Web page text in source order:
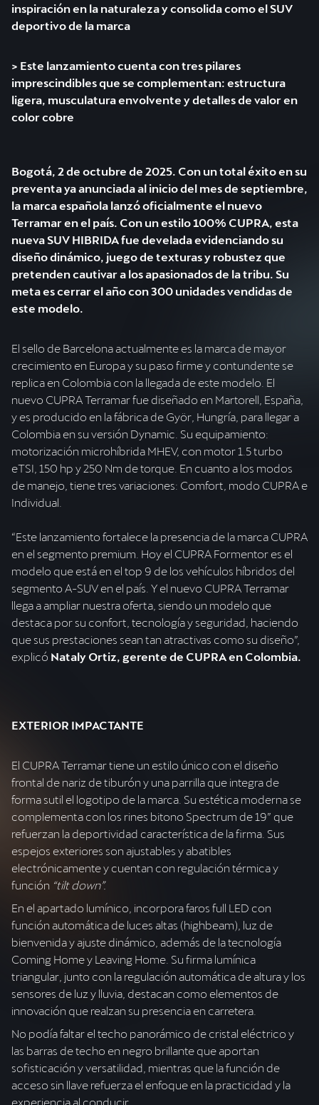
inspiración en la naturaleza y consolida como el SUV
deportivo de la marca
> Este lanzamiento cuenta con tres pilares
imprescindibles que se complementan: estructura
ligera, musculatura envolvente y detalles de valor en
color cobre
Bogotá, 2 de octubre de 2025. Con un total éxito en su
preventa ya anunciada al inicio del mes de septiembre,
la marca española lanzó oficialmente el nuevo
Terramar en el país. Con un estilo 100% CUPRA, esta
nueva SUV HIBRIDA fue develada evidenciando su
diseño dinámico, juego de texturas y robustez que
pretenden cautivar a los apasionados de la tribu. Su
meta es cerrar el año con 300 unidades vendidas de
El sello de Barcelona actualmente es la marca de mayor
crecimiento en Europa y su paso firme y contundente se
replica en Colombia con la llegada de este modelo. El
nuevo CUPRA Terramar fue diseñado en Martorell, España,
y es producido en la fábrica de Györ, Hungría, para llegar a
Colombia en su versión Dynamic. Su equipamiento:
motorización microhíbrida MHEV, con motor 1.5 turbo
eTSI, 150 hp y 250 Nm de torque. En cuanto a los modos
de manejo, tiene tres variaciones: Comfort, modo CUPRA e
Individual.
“Este lanzamiento fortalece la presencia de la marca CUPRA
en el segmento premium. Hoy el CUPRA Formentor es el
modelo que está en el top 9 de los vehículos híbridos del
segmento A-SUV en el país. Y el nuevo CUPRA Terramar
llega a ampliar nuestra oferta, siendo un modelo que
destaca por su confort, tecnología y seguridad, haciendo
que sus prestaciones sean tan atractivas como su diseño”,
explicó Nataly Ortiz, gerente de CUPRA en Colombia.
El CUPRA Terramar tiene un estilo único con el diseño
frontal de nariz de tiburón y una parrilla que integra de
forma sutil el logotipo de la marca. Su estética moderna se
complementa con los rines bitono Spectrum de 19” que
refuerzan la deportividad característica de la firma. Sus
espejos exteriores son ajustables y abatibles
electrónicamente y cuentan con regulación térmica y
función “tilt down”.
En el apartado lumínico, incorpora faros full LED con
función automática de luces altas (highbeam), luz de
bienvenida y ajuste dinámico, además de la tecnología
Coming Home y Leaving Home. Su firma lumínica
triangular, junto con la regulación automática de altura y los
sensores de luz y lluvia, destacan como elementos de
innovación que realzan su presencia en carretera.
No podía faltar el techo panorámico de cristal eléctrico y
las barras de techo en negro brillante que aportan
sofisticación y versatilidad, mientras que la función de
acceso sin llave refuerza el enfoque en la practicidad y la
experiencia al conducir.